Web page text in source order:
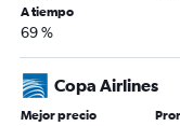
A tiempo
69 %
Copa Airlines
Mejor precio